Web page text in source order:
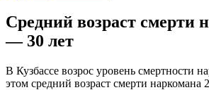
Средний возраст смерти
— 30 лет
В Кузбассе возрос уровень смертности
этом средний возраст смерти наркомана